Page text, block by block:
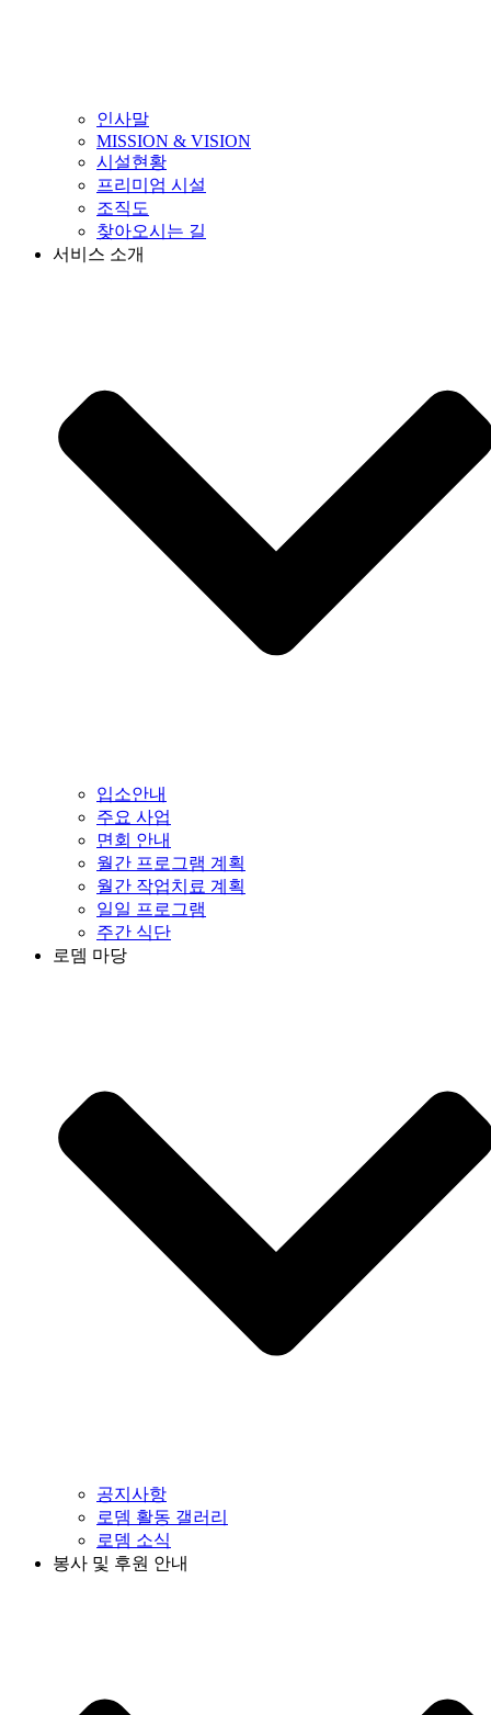
인사말
MISSION & VISION
시설현황
프리미엄 시설
조직도
찾아오시는 길
서비스 소개
입소안내
주요 사업
면회 안내
월간 프로그램 계획
월간 작업치료 계획
일일 프로그램
주간 식단
로뎀 마당
공지사항
로뎀 활동 갤러리
로뎀 소식
봉사 및 후원 안내